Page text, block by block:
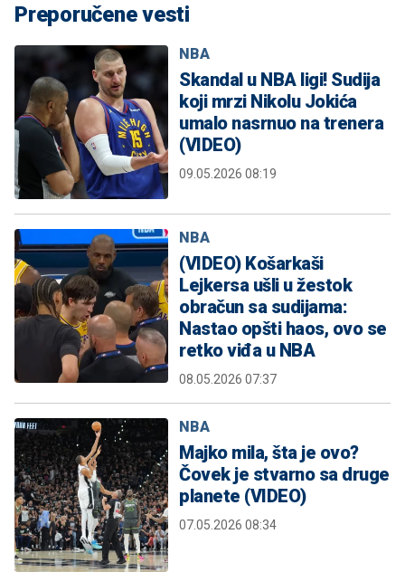
Preporučene vesti
NBA
Skandal u NBA ligi! Sudija
koji mrzi Nikolu Jokića
umalo nasrnuo na trenera
(VIDEO)
09.05.2026 08:19
NBA
(VIDEO) Košarkaši
Lejkersa ušli u žestok
obračun sa sudijama:
Nastao opšti haos, ovo se
retko viđa u NBA
08.05.2026 07:37
NBA
Majko mila, šta je ovo?
Čovek je stvarno sa druge
planete (VIDEO)
07.05.2026 08:34